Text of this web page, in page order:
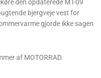
den opdaterede MT-09
bjergveje vest for
gjorde ikke sagen
af MOTORRAD.